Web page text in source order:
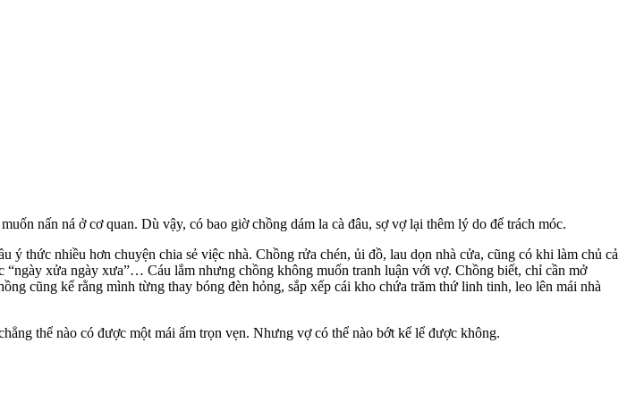
nấn ná ở cơ quan. Dù vậy, có bao giờ chồng dám la cà đâu, sợ vợ lại thêm lý do để trách móc.
thức nhiều hơn chuyện chia sẻ việc nhà. Chồng rửa chén, ủi đồ, lau dọn nhà cửa, cũng có khi làm chủ cả
xửa ngày xưa”… Cáu lắm nhưng chồng không muốn tranh luận với vợ. Chồng biết, chỉ cần mở
cũng kể rằng mình từng thay bóng đèn hỏng, sắp xếp cái kho chứa trăm thứ linh tinh, leo lên mái nhà
thể nào có được một mái ấm trọn vẹn. Nhưng vợ có thể nào bớt kể lể được không.